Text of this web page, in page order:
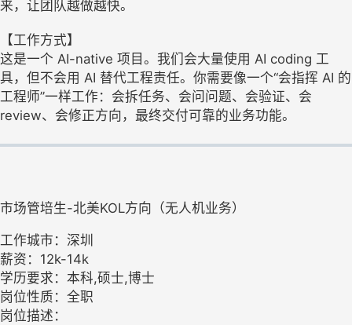
来，让团队越做越快。
【工作方式】
这是一个 AI-native 项目。我们会大量使用 AI coding 工
具，但不会用 AI 替代工程责任。你需要像一个“会指挥 AI 的
工程师”一样工作：会拆任务、会问问题、会验证、会
review、会修正方向，最终交付可靠的业务功能。
市场管培生-北美KOL方向（无人机业务）
工作城市：深圳
薪资：12k-14k
学历要求：本科,硕士,博士
岗位性质：全职
岗位描述：